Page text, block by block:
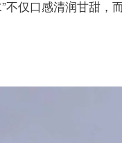
不仅口感清润甘甜